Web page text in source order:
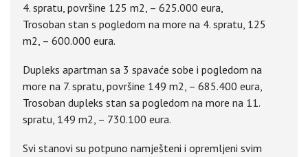
4. spratu, površine 125 m2, – 625.000 eura,
Trosoban stan s pogledom na more na 4. spratu, 125
m2, – 600.000 eura.
Dupleks apartman sa 3 spavaće sobe i pogledom na
more na 7. spratu, površine 149 m2, – 685.400 eura,
Trosoban dupleks stan sa pogledom na more na 11.
spratu, 149 m2, – 730.100 eura.
Svi stanovi su potpuno namješteni i opremljeni svim